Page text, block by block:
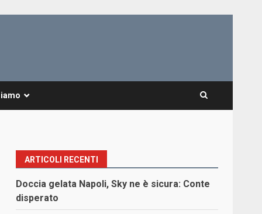
ARTICOLI RECENTI
Doccia gelata Napoli, Sky ne è sicura: Conte
disperato